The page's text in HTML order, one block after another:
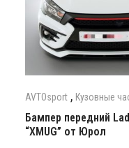
AVTOsport , Кузовные
Бампер передний
“XMUG” от Юрол